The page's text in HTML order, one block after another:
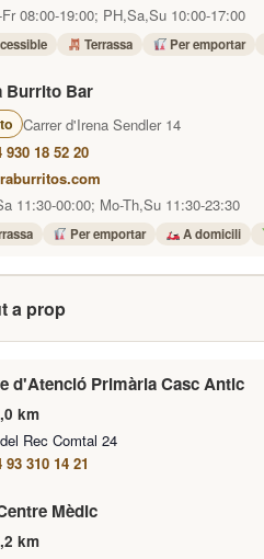
08:00-19:00; PH,Sa,Su 10:00-17:00
Terrassa Per emportar
Burrito Bar
Carrer d'Irena Sendler 14
930 18 52 20
11:30-00:00; Mo-Th,Su 11:30-23:30
Per emportar A domicili
a prop
d'Atenció Primària Casc Antic
km
Rec Comtal 24
93 310 14 21
Mèdic
km